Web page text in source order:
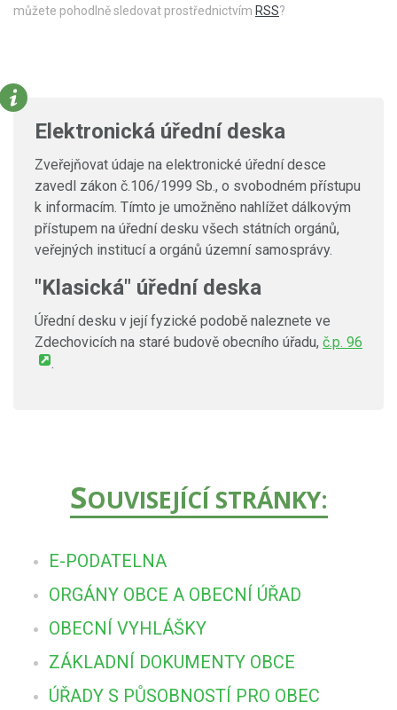
můžete pohodlně sledovat prostřednictvím RSS?
Elektronická úřední deska
Zveřejňovat údaje na elektronické úřední desce
zavedl zákon č.106/1999 Sb., o svobodném přístupu
k informacím. Tímto je umožněno nahlížet dálkovým
přístupem na úřední desku všech státních orgánů,
veřejných institucí a orgánů územní samosprávy.
"Klasická" úřední deska
Úřední desku v její fyzické podobě naleznete ve
Zdechovicích na staré budově obecního úřadu, č.p. 96
.
SOUVISEJÍCÍ STRÁNKY:
E-PODATELNA
ORGÁNY OBCE A OBECNÍ ÚŘAD
OBECNÍ VYHLÁŠKY
ZÁKLADNÍ DOKUMENTY OBCE
ÚŘADY S PŮSOBNOSTÍ PRO OBEC